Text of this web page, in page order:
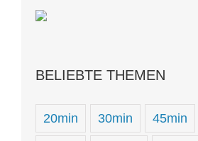
BELIEBTE THEMEN
20min 30min 45min